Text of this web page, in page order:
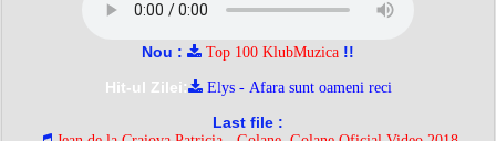
Nou : Top 100 KlubMuzica !!
Hit-ul Zilei:
Elys - Afara sunt oameni reci
Last file :